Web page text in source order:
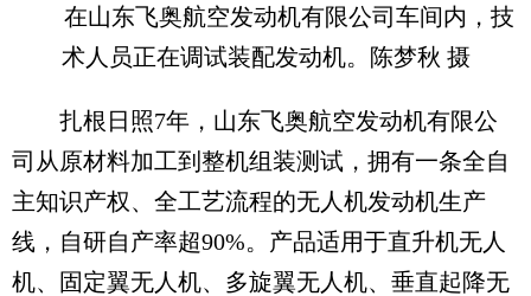
在山东飞奥航空发动机有限公司车间内，技
术人员正在调试装配发动机。陈梦秋 摄
扎根日照7年，山东飞奥航空发动机有限公
司从原材料加工到整机组装测试，拥有一条全自
主知识产权、全工艺流程的无人机发动机生产
线，自研自产率超90%。产品适用于直升机无人
机、固定翼无人机、多旋翼无人机、垂直起降无